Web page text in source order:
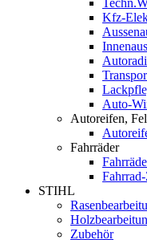
Kfz-
Auto-
Autoreifen,
Fahrräder
STIHL
Zubehör